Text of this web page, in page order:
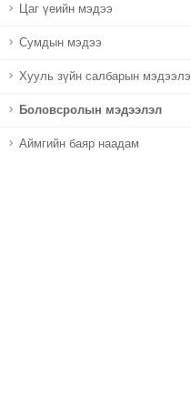
Цаг үеийн мэдээ
Сумдын мэдээ
Хууль зүйн салбарын
Боловсролын мэдээлэл
Аймгийн баяр наадам